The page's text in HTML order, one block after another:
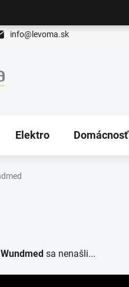
info@levoma.sk
Elektro Domácnosť
Wundmed sa nenašli...